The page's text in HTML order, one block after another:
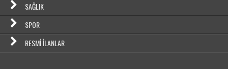
SAĞLIK
SPOR
RESMI İLANLAR